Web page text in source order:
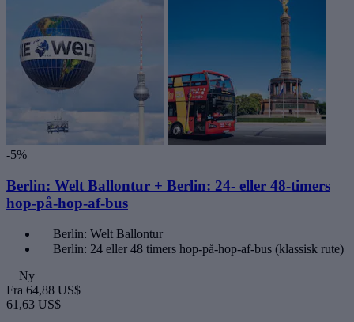
-5%
Berlin: Welt Ballontur + Berlin: 24- eller 48-timers
hop-på-hop-af-bus
Berlin: Welt Ballontur
Berlin: 24 eller 48 timers hop-på-hop-af-bus (klassisk rute)
Ny
Fra 64,88 US$
61,63 US$